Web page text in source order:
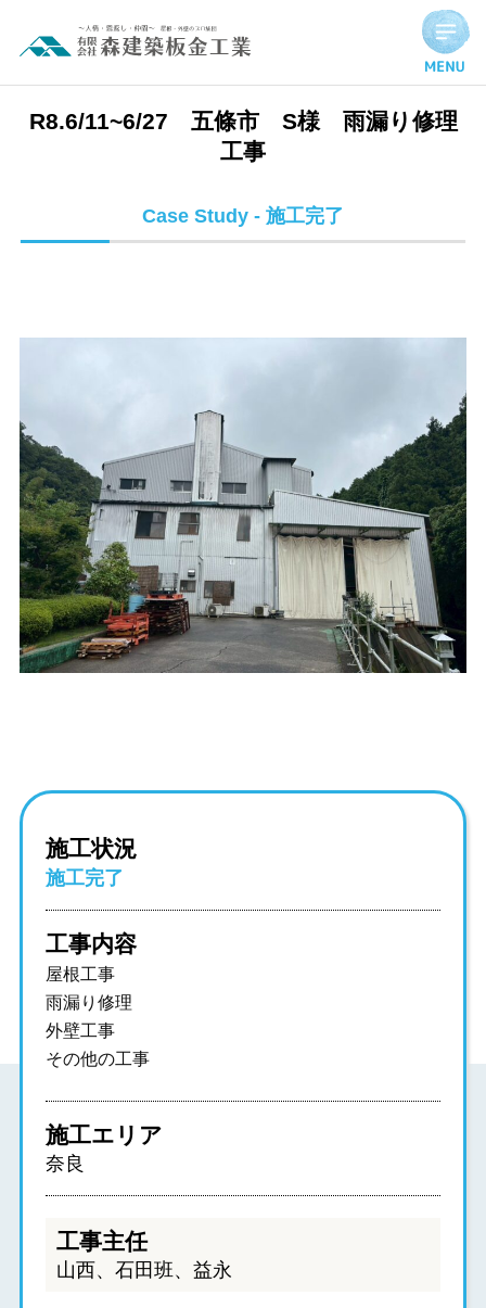
R8.6/11~6/27 五條市 S様 雨漏り修理工事 | 施工完了実績
R8.6/11~6/27 五條市 S様 雨漏り修理
工事
Case Study - 施工完了
施工状況
施工完了
工事内容
屋根工事
雨漏り修理
外壁工事
その他の工事
施工エリア
奈良
工事主任
山西、石田班、益永